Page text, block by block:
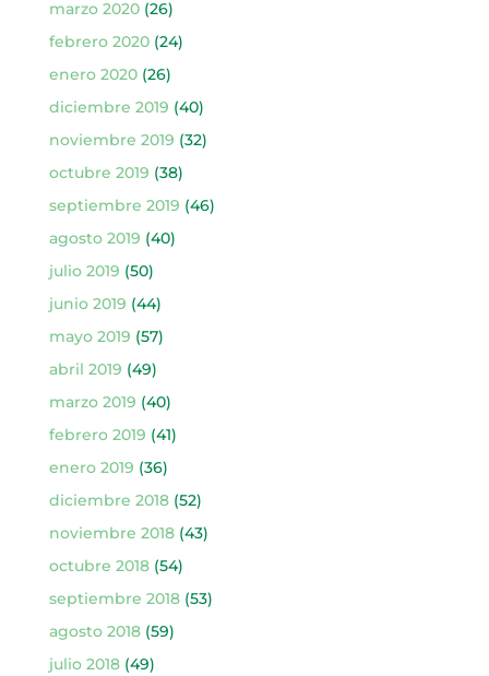
marzo 2020(26)
febrero 2020(24)
enero 2020(26)
diciembre 2019 (40)
noviembre 2019 (32)
octubre 2019 (38)
septiembre 2019 (46)
agosto 2019 (40)
julio 2019 (50)
junio 2019 (44)
mayo 2019 (57)
abril 2019 (49)
marzo 2019 (40)
febrero 2019 (41)
enero 2019 (36)
diciembre 2018(52)
noviembre 2018(43)
octubre 2018(54)
septiembre 2018(53)
agosto 2018(59)
julio 2018(49)